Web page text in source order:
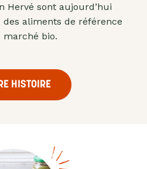
Hervé sont aujourd’hui
aliments de référence
marché bio.
HISTOIRE